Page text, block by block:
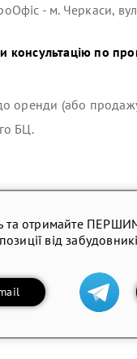
- м. Черкаси,
по
оренди (або
БЦ.
та отримайте
від